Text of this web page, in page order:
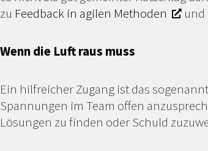
zu Feedback in agilen Methoden und
Wenn die Luft raus muss
Ein hilfreicher Zugang ist das
Spannungen im Team offen
Lösungen zu finden oder Schuld